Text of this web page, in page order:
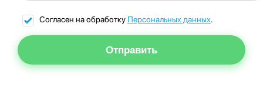
Согласен на обработку Персональных данных.
Отправить